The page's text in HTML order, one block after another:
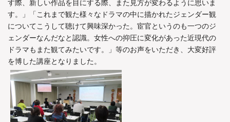
す際、新しい作品を目にする際、また見方が変わるように思いま
す。」「これまで観た様々なドラマの中に描かれたジェンダー観
についてこうして聴けて興味深かった。宦官というのも一つのジ
ェンダーなんだなと認識。女性への抑圧に変化があった近現代の
ドラマもまた観てみたいです。」等のお声をいただき、大変好評
を博した講座となりました。